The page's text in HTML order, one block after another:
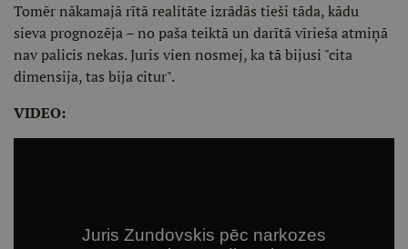
Tomēr nākamajā rītā realitāte izrādās tieši tāda, kādu
sieva prognozēja – no paša teiktā un darītā vīrieša atmiņā
nav palicis nekas. Juris vien nosmej, ka tā bijusi "cita
dimensija, tas bija citur".
VIDEO: